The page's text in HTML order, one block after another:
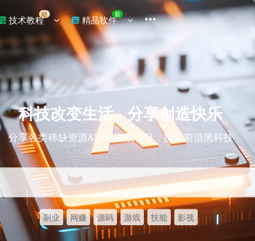
技术教程精 精品软件新
科技改变生活 · 分享创造快乐
分享各类稀缺资源&网创实战项目，探索前沿黑科技
副业 网赚 源码 游戏 技能 影视